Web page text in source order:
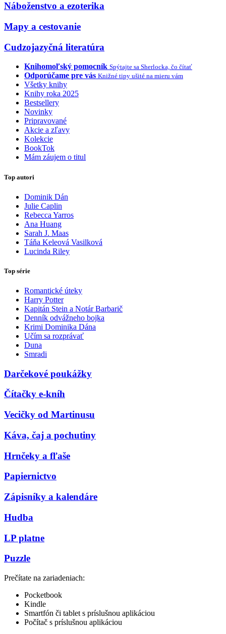
Náboženstvo a ezoterika
Mapy a cestovanie
Cudzojazyčná literatúra
Knihomoľský pomocník Spýtajte sa Sherlocka, čo čítať
Odporúčame pre vás Knižné tipy ušité na mieru vám
Všetky knihy
Knihy roka 2025
Bestsellery
Novinky
Pripravované
Akcie a zľavy
Kolekcie
BookTok
Mám záujem o titul
Top autori
Dominik Dán
Julie Caplin
Rebecca Yarros
Ana Huang
Sarah J. Maas
Táňa Keleová Vasilková
Lucinda Riley
Top série
Romantické úteky
Harry Potter
Kapitán Stein a Notár Barbarič
Denník odvážneho bojka
Krimi Dominika Dána
Učím sa rozprávať
Duna
Smradi
Darčekové poukážky
Čítačky e-kníh
Vecičky od Martinusu
Káva, čaj a pochutiny
Hrnčeky a fľaše
Papiernictvo
Zápisníky a kalendáre
Hudba
LP platne
Puzzle
Prečítate na zariadeniach:
Pocketbook
Kindle
Smartfón či tablet s príslušnou aplikáciou
Počítač s príslušnou aplikáciou